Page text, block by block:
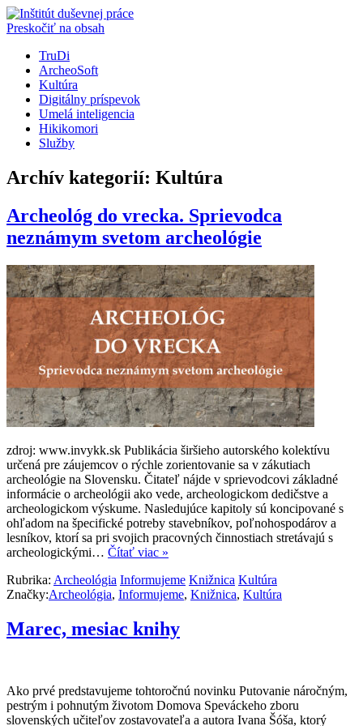
Preskočiť na obsah
TruDi
ArcheoSoft
Kultúra
Digitálny príspevok
Umelá inteligencia
Hikikomori
Služby
Archív kategorií: Kultúra
Archeológ do vrecka. Sprievodca
neznámym svetom archeológie
zdroj: www.invykk.sk Publikácia širšieho autorského kolektívu
určená pre záujemcov o rýchle zorientovanie sa v zákutiach
archeológie na Slovensku. Čitateľ nájde v sprievodcovi základné
informácie o archeológii ako vede, archeologickom dedičstve a
archeologickom výskume. Nasledujúce kapitoly sú koncipované s
ohľadom na špecifické potreby stavebníkov, poľnohospodárov a
lesníkov, ktorí sa pri svojich pracovných činnostiach stretávajú s
archeologickými… Čítať viac »
Rubrika: Archeológia Informujeme Knižnica Kultúra
Značky:Archeológia, Informujeme, Knižnica, Kultúra
Marec, mesiac knihy
Ako prvé predstavujeme tohtoročnú novinku Putovanie náročným,
pestrým i pohnutým životom Domova Speváckeho zboru
slovenských učiteľov zostavovateľa a autora Ivana Šóša, ktorý